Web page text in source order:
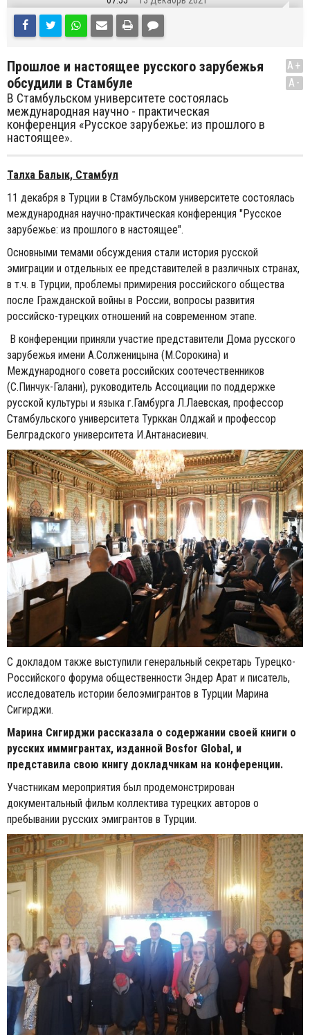
Прошлое и настоящее русского зарубежья
обсудили в Стамбуле
В Стамбульском университете состоялась
международная научно - практическая
конференция «Русское зарубежье: из прошлого в
настоящее».
A+
A-
Талха Балык, Стамбул
11 декабря в Турции в Стамбульском университете состоялась
международная научно-практическая конференция "Русское
зарубежье: из прошлого в настоящее".
Основными темами обсуждения стали история русской
эмиграции и отдельных ее представителей в различных странах,
в т.ч. в Турции, проблемы примирения российского общества
после Гражданской войны в России, вопросы развития
российско-турецких отношений на современном этапе.
В конференции приняли участие представители Дома русского
зарубежья имени А.Солженицына (М.Сорокина) и
Международного совета российских соотечественников
(С.Пинчук-Галани), руководитель Ассоциации по поддержке
русской культуры и языка г.Гамбурга Л.Лаевская, профессор
Стамбульского университета Турккан Олджай и профессор
Белградского университета И.Антанасиевич.
С докладом также выступили генеральный секретарь Турецко-
Российского форума общественности Эндер Арат и писатель,
исследователь истории белоэмигрантов в Турции Марина
Сигирджи.
Марина Сигирджи рассказала о содержании своей книги о
русских иммигрантах, изданной Bosfor Global, и
представила свою книгу докладчикам на конференции.
Участникам мероприятия был продемонстрирован
документальный фильм коллектива турецких авторов о
пребывании русских эмигрантов в Турции.